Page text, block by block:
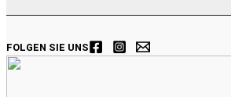
FOLGEN SIE UNS